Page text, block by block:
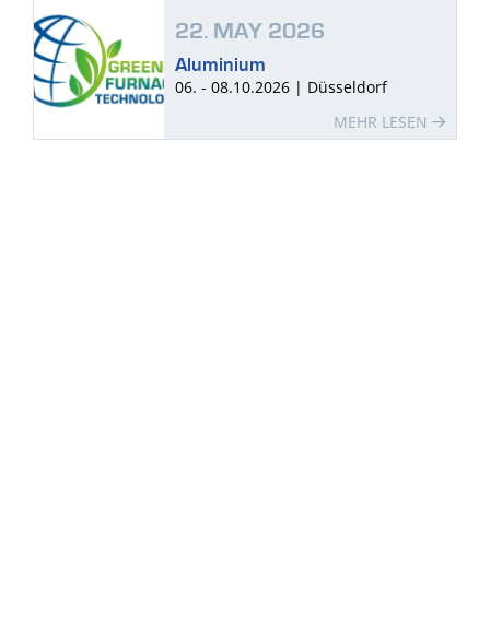
22. MAY 2026
Aluminium
06. - 08.10.2026 | Düsseldorf
MEHR LESEN